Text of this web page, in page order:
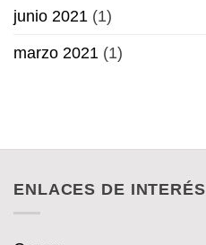
junio 2021 (1)
marzo 2021 (1)
ENLACES DE INTERÉS